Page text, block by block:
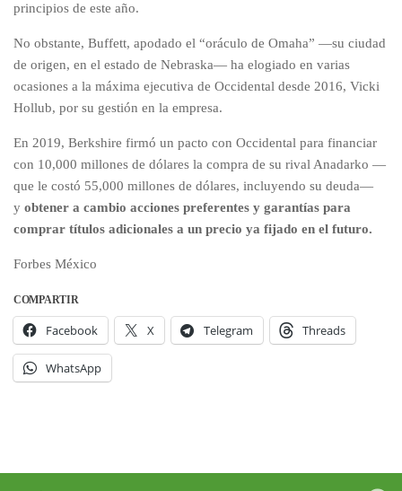
principios de este año.
No obstante, Buffett, apodado el “oráculo de Omaha” —su ciudad
de origen, en el estado de Nebraska— ha elogiado en varias
ocasiones a la máxima ejecutiva de Occidental desde 2016, Vicki
Hollub, por su gestión en la empresa.
En 2019, Berkshire firmó un pacto con Occidental para financiar
con 10,000 millones de dólares la compra de su rival Anadarko —
que le costó 55,000 millones de dólares, incluyendo su deuda—
y obtener a cambio acciones preferentes y garantías para
comprar títulos adicionales a un precio ya fijado en el futuro.
Forbes México
COMPARTIR
Facebook X Telegram Threads
WhatsApp